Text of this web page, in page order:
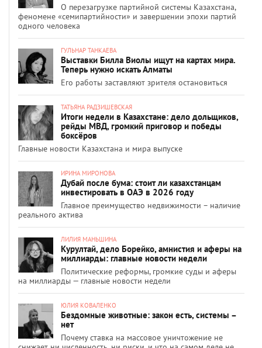
О перезагрузке партийной системы Казахстана,
феномене «семипартийности» и завершении эпохи партий
одного человека
ГУЛЬНАР ТАНКАЕВА
Выставки Билла Виолы ищут на картах мира.
Теперь нужно искать Алматы
Его работы заставляют зрителя остановиться
ТАТЬЯНА РАДЗИШЕВСКАЯ
Итоги недели в Казахстане: дело дольщиков,
рейды МВД, громкий приговор и победы
боксёров
Главные новости Казахстана и мира выпуске
ИРИНА МИРОНОВА
Дубай после бума: стоит ли казахстанцам
инвестировать в ОАЭ в 2026 году
Главное преимущество недвижимости – наличие
реального актива
ЛИЛИЯ МАНЬШИНА
Курултай, дело Борейко, амнистия и аферы на
миллиарды: главные новости недели
Политические реформы, громкие суды и аферы
на миллиарды — главные новости недели
ЮЛИЯ КОВАЛЕНКО
Бездомные животные: закон есть, системы –
нет
Почему ставка на массовое уничтожение не